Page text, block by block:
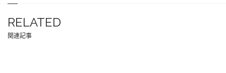
RELATED
関連記事